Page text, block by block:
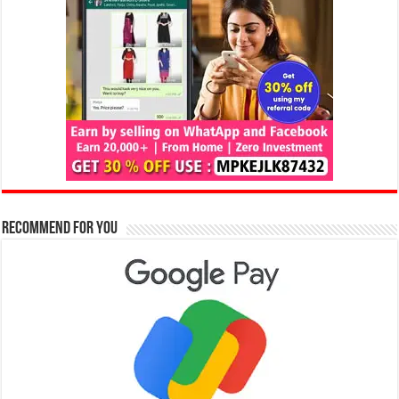
Recommend for You